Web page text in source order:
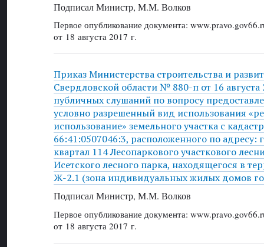
Подписал Министр, М.М. Волков
Первое опубликование документа:
от 18 августа 2017 г.
Приказ Министерства строительства и
Свердловской области № 880-п от 16 августа
публичных слушаний по вопросу
условно разрешенный вид использования
использование» земельного участка с
66:41:0507046:3, расположенного по адресу:
квартал 114 Лесопаркового участкового
Исетского лесного парка, находящегося в
Ж-2.1 (зона индивидуальных жилых домов
Подписал Министр, М.М. Волков
Первое опубликование документа:
от 18 августа 2017 г.